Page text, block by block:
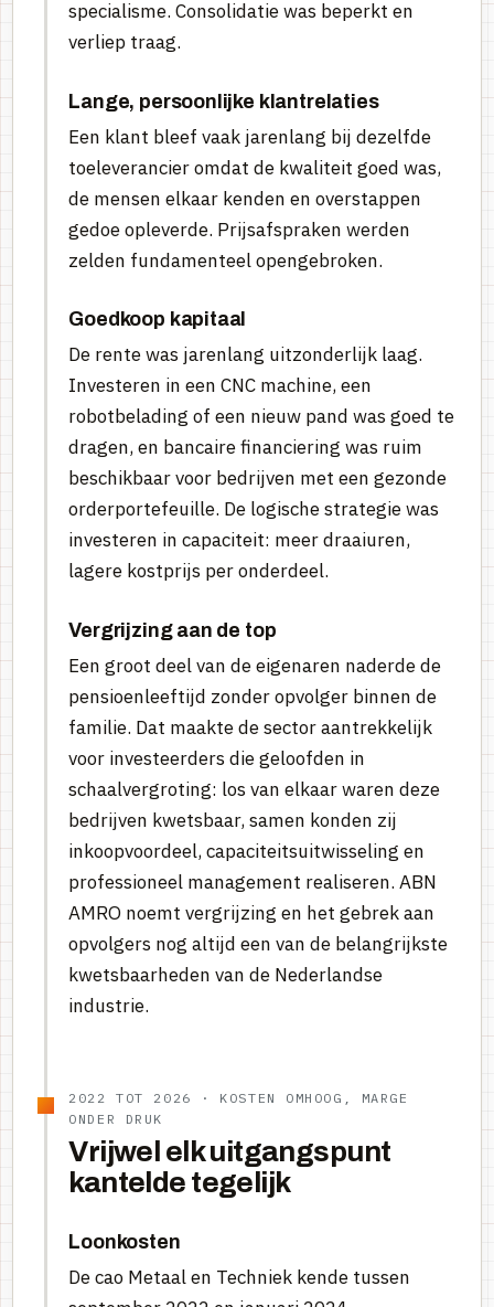
specialisme. Consolidatie was beperkt en
verliep traag.
Lange, persoonlijke klantrelaties
Een klant bleef vaak jarenlang bij dezelfde
toeleverancier omdat de kwaliteit goed was,
de mensen elkaar kenden en overstappen
gedoe opleverde. Prijsafspraken werden
zelden fundamenteel opengebroken.
Goedkoop kapitaal
De rente was jarenlang uitzonderlijk laag.
Investeren in een CNC machine, een
robotbelading of een nieuw pand was goed te
dragen, en bancaire financiering was ruim
beschikbaar voor bedrijven met een gezonde
orderportefeuille. De logische strategie was
investeren in capaciteit: meer draaiuren,
lagere kostprijs per onderdeel.
Vergrijzing aan de top
Een groot deel van de eigenaren naderde de
pensioenleeftijd zonder opvolger binnen de
familie. Dat maakte de sector aantrekkelijk
voor investeerders die geloofden in
schaalvergroting: los van elkaar waren deze
bedrijven kwetsbaar, samen konden zij
inkoopvoordeel, capaciteitsuitwisseling en
professioneel management realiseren. ABN
AMRO noemt vergrijzing en het gebrek aan
opvolgers nog altijd een van de belangrijkste
kwetsbaarheden van de Nederlandse
industrie.
2022 TOT 2026 · KOSTEN OMHOOG, MARGE
ONDER DRUK
Vrijwel elk uitgangspunt
kantelde tegelijk
Loonkosten
De cao Metaal en Techniek kende tussen